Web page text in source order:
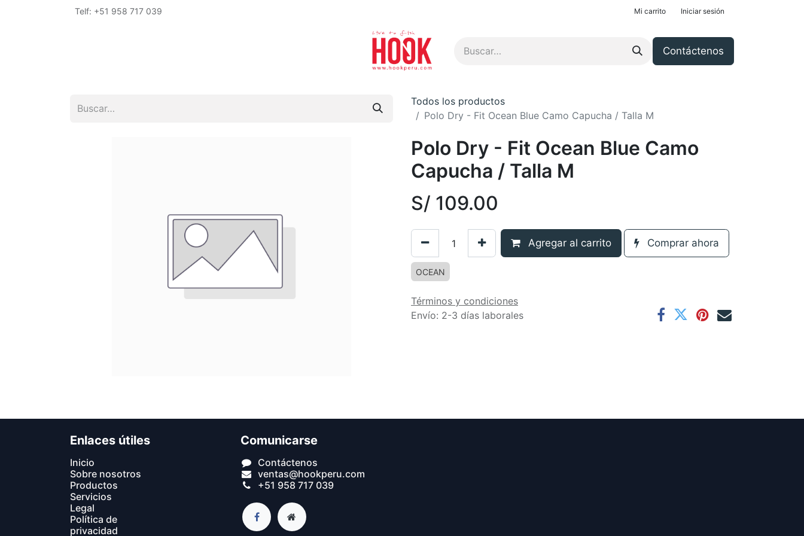
Telf: +51 958 717 039 Mi carrito Iniciar sesión
Contáctenos
Todos los productos
Polo Dry - Fit Ocean Blue Camo Capucha / Talla M
Polo Dry - Fit Ocean Blue Camo
Capucha / Talla M
S/ 109.00
Agregar al carrito Comprar ahora
OCEAN
Términos y condiciones
Envío: 2-3 días laborales
Enlaces útiles
In​icio​
Sobre nosotros
Productos
Servicios
Legal
Política de
privacidad
Comunicarse
Contáctenos
ventas@hookperu.com
+51 9​58 717 039